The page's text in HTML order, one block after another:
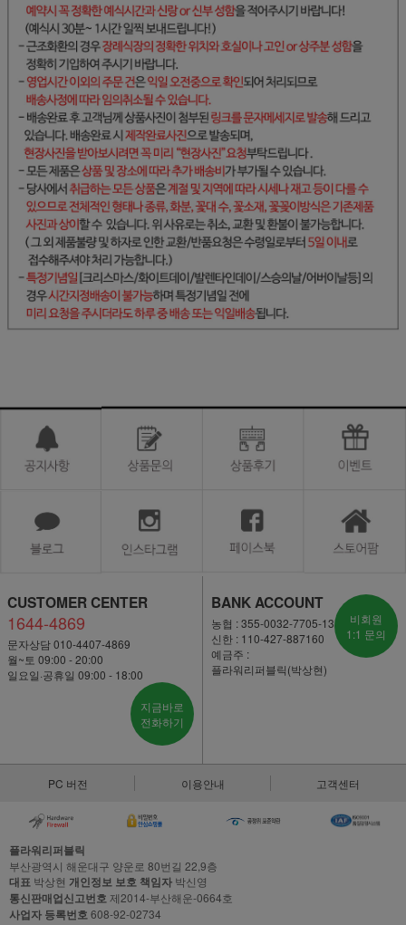
CUSTOMER CENTER
1644-4869
문자상담 010-4407-4869
월~토 09:00 - 20:00
일요일·공휴일 09:00 - 18:00
지금바로
전화하기
BANK ACCOUNT
농협 : 355-0032-7705-13
신한 : 110-427-887160
예금주 :
플라워리퍼블릭(박상현)
비회원
1:1 문의
PC 버전 이용안내 고객센터
플라워리퍼블릭
부산광역시 해운대구 양운로 80번길 22,9층
대표 박상현 개인정보 보호 책임자 박신영
통신판매업신고번호제2014-부산해운-0664호
사업자 등록번호608-92-02734